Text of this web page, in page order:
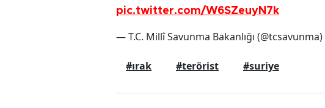
pic.twitter.com/W6SZeuyN7k
— T.C. Millî Savunma Bakanlığı (@tcsavunma)
#ırak #terörist #suriye